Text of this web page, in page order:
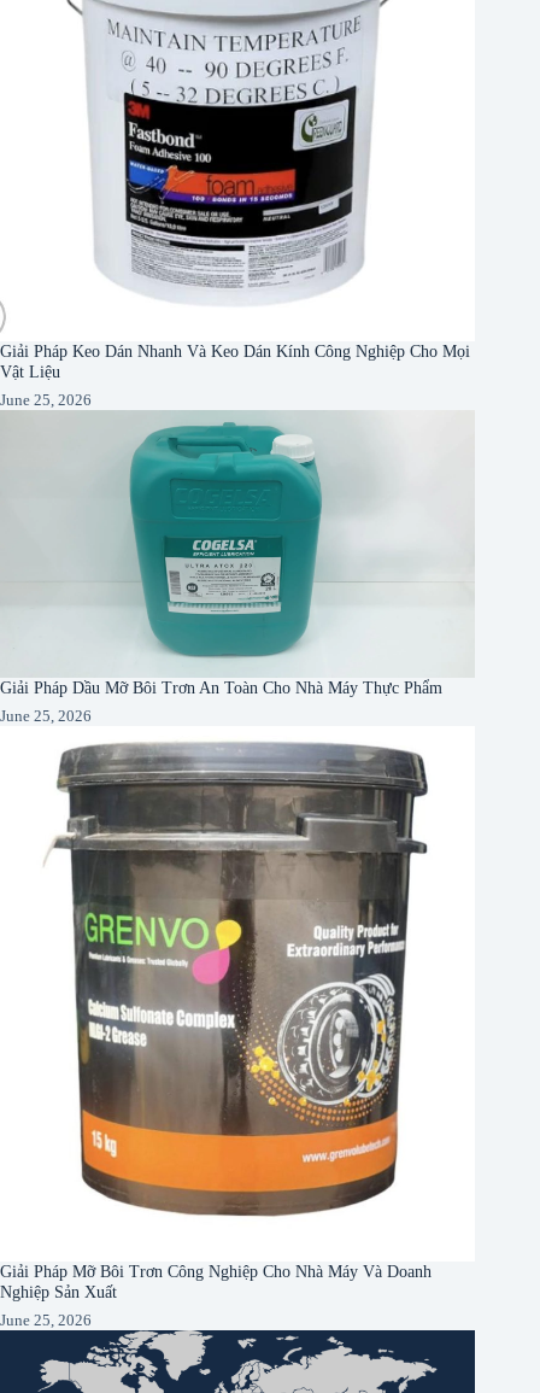
Giải Pháp Keo Dán Nhanh Và Keo Dán Kính Công Nghiệp Cho Mọi
Vật Liệu
June 25, 2026
Giải Pháp Dầu Mỡ Bôi Trơn An Toàn Cho Nhà Máy Thực Phẩm
June 25, 2026
Giải Pháp Mỡ Bôi Trơn Công Nghiệp Cho Nhà Máy Và Doanh
Nghiệp Sản Xuất
June 25, 2026